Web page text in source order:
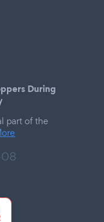
During
part of the